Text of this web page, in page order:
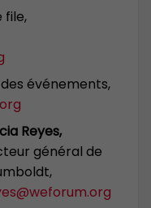
file,
événements,
Reyes,
général de